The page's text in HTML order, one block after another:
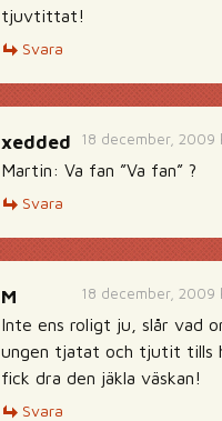
tjuvtittat!
Svara
18 december, 2009
xedded
Martin: Va fan ”Va fan” ?
Svara
18 december, 2009
M
Inte ens roligt ju, slår vad
ungen tjatat och tjutit tills
fick dra den jäkla väskan!
Svara